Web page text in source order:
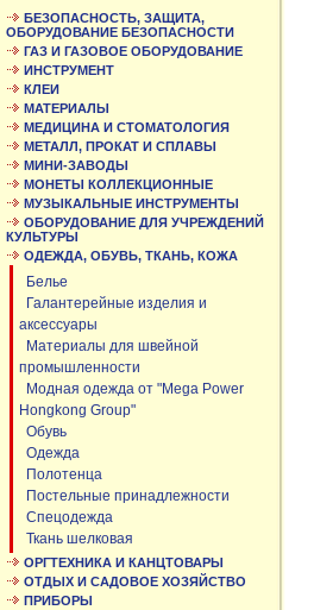
БЕЗОПАСНОСТЬ, ЗАЩИТА,
ОБОРУДОВАНИЕ БЕЗОПАСНОСТИ
ГАЗ И ГАЗОВОЕ ОБОРУДОВАНИЕ
ИНСТРУМЕНТ
КЛЕИ
МАТЕРИАЛЫ
МЕДИЦИНА И СТОМАТОЛОГИЯ
МЕТАЛЛ, ПРОКАТ И СПЛАВЫ
МИНИ-ЗАВОДЫ
МОНЕТЫ КОЛЛЕКЦИОННЫЕ
МУЗЫКАЛЬНЫЕ ИНСТРУМЕНТЫ
ОБОРУДОВАНИЕ ДЛЯ УЧРЕЖДЕНИЙ
КУЛЬТУРЫ
ОДЕЖДА, ОБУВЬ, ТКАНЬ, КОЖА
Белье
Галантерейные изделия и
аксессуары
Материалы для швейной
промышленности
Модная одежда от "Mega Power
Hongkong Group"
Обувь
Одежда
Полотенца
Постельные принадлежности
Спецодежда
Ткань шелковая
ОРГТЕХНИКА И КАНЦТОВАРЫ
ОТДЫХ И САДОВОЕ ХОЗЯЙСТВО
ПРИБОРЫ